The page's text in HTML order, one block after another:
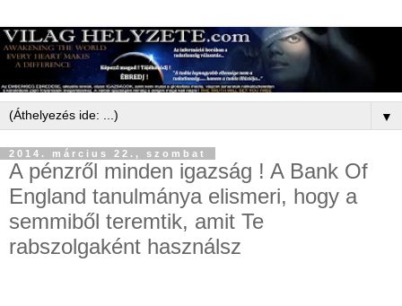
▼
2014. március 22., szombat
A pénzről minden igazság ! A Bank Of
England tanulmánya elismeri, hogy a
semmiből teremtik, amit Te
rabszolgaként használsz